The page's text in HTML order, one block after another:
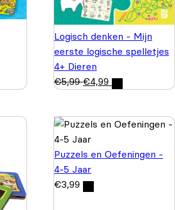
Logisch denken - Mijn
eerste logische spelletjes
4+ Dieren
€5,99 €4,99
Puzzels en Oefeningen -
4-5 Jaar
€3,99